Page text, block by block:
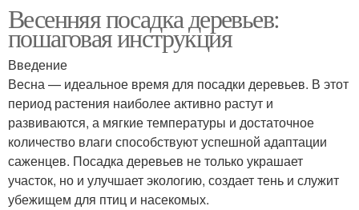
Весенняя посадка деревьев:
пошаговая инструкция
Введение
Весна — идеальное время для посадки деревьев. В этот
период растения наиболее активно растут и
развиваются, а мягкие температуры и достаточное
количество влаги способствуют успешной адаптации
саженцев. Посадка деревьев не только украшает
участок, но и улучшает экологию, создает тень и служит
убежищем для птиц и насекомых.